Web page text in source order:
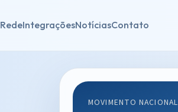
RedeIntegraçõesNotíciasContato
MOVIMENTO NACIONAL